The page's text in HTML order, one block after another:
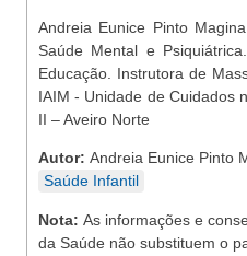
Andreia Eunice Pinto
Saúde Mental e
Educação. Instrutora de
IAIM - Unidade de Cuidados
II – Aveiro Norte
Autor: Andreia Eunice Pinto
Saúde Infantil
Nota: As informações e
da Saúde não substituem o